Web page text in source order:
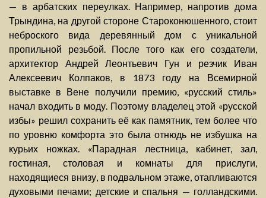
— в арбатских переулках. Например, напротив дома
Трындина, на другой стороне Староконюшенного, стоит
неброского вида деревянный дом с уникальной
пропильной резьбой. После того как его создатели,
архитектор Андрей Леонтьевич Гун и резчик Иван
Алексеевич Колпаков, в 1873 году на Всемирной
выставке в Вене получили премию, «русский стиль»
начал входить в моду. Поэтому владелец этой «русской
избы» решил сохранить её как памятник, тем более что
по уровню комфорта это была отнюдь не избушка на
курьих ножках. «Парадная лестница, кабинет, зал,
гостиная, столовая и комнаты для прислуги,
находящиеся внизу, в подвальном этаже, отапливаются
духовыми печами; детские и спальня — голландскими.